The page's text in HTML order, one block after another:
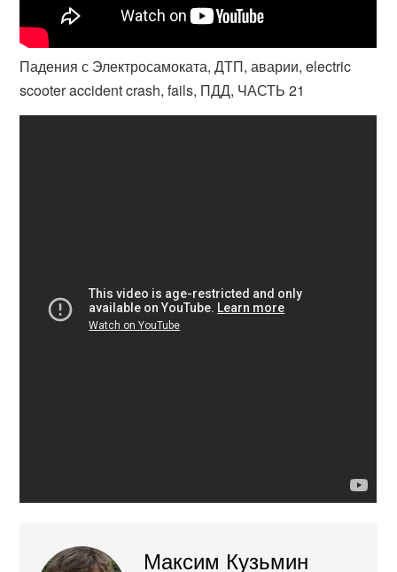
Падения с Электросамоката, ДТП, аварии, electric
scooter accident crash, fails, ПДД, ЧАСТЬ 21
Максим Кузьмин